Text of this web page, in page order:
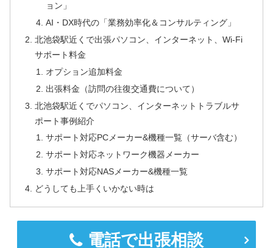
ョン」
AI・DX時代の「業務効率化＆コンサルティング」
北池袋駅近くで出張パソコン、インターネット、Wi-Fi
サポート料金
オプション追加料金
出張料金（訪問の往復交通費について）
北池袋駅近くでパソコン、インターネットトラブルサ
ポート事例紹介
サポート対応PCメーカー&機種一覧（サーバ含む）
サポート対応ネットワーク機器メーカー
サポート対応NASメーカー&機種一覧
どうしても上手くいかない時は
電話で出張相談